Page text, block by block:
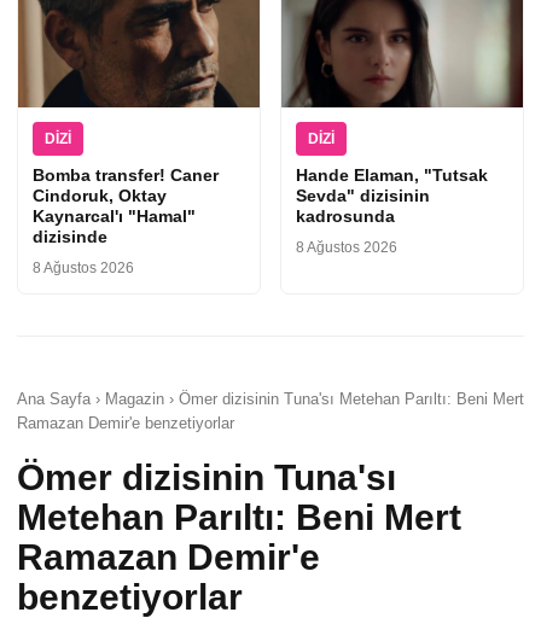
DIZI
Bomba transfer! Caner
Cindoruk, Oktay
Kaynarcal'ı "Hamal"
dizisinde
8 Ağustos 2026
DIZI
Hande Elaman, "Tutsak
Sevda" dizisinin
kadrosunda
8 Ağustos 2026
Ana Sayfa › Magazin › Ömer dizisinin Tuna'sı Metehan Parıltı: Beni Mert
Ramazan Demir'e benzetiyorlar
Ömer dizisinin Tuna'sı
Metehan Parıltı: Beni Mert
Ramazan Demir'e
benzetiyorlar